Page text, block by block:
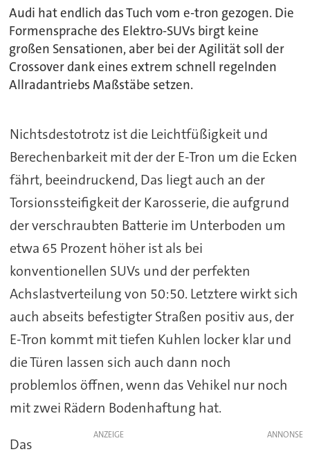
Audi hat endlich das Tuch vom e-tron gezogen. Die
Formensprache des Elektro-SUVs birgt keine
großen Sensationen, aber bei der Agilität soll der
Crossover dank eines extrem schnell regelnden
Allradantriebs Maßstäbe setzen.
Nichtsdestotrotz ist die Leichtfüßigkeit und
Berechenbarkeit mit der der E-Tron um die Ecken
fährt, beeindruckend, Das liegt auch an der
Torsionssteifigkeit der Karosserie, die aufgrund
der verschraubten Batterie im Unterboden um
etwa 65 Prozent höher ist als bei
konventionellen SUVs und der perfekten
Achslastverteilung von 50:50. Letztere wirkt sich
auch abseits befestigter Straßen positiv aus, der
E-Tron kommt mit tiefen Kuhlen locker klar und
die Türen lassen sich auch dann noch
problemlos öffnen, wenn das Vehikel nur noch
mit zwei Rädern Bodenhaftung hat.
ANZEIGE
Das